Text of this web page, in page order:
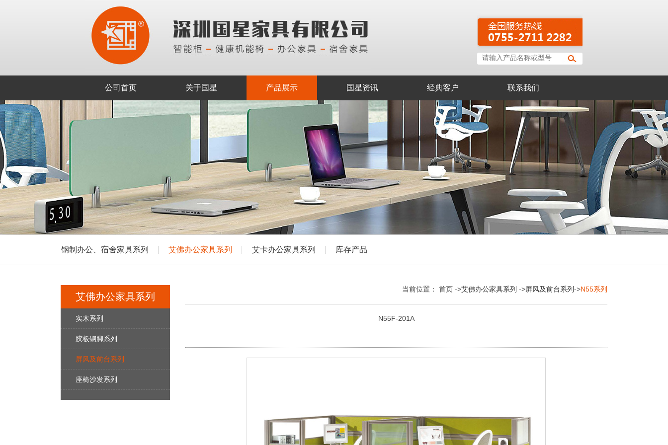
公司首页 关于国星 产品展示 国星资讯 经典客户 联系我们
钢制办公、宿舍家具系列 艾佛办公家具系列 艾卡办公家具系列 库存产品
艾佛办公家具系列
实木系列
胶板钢脚系列
屏风及前台系列
座椅沙发系列
当前位置： 首页 ->艾佛办公家具系列 ->屏风及前台系列->N55系列
N55F-201A